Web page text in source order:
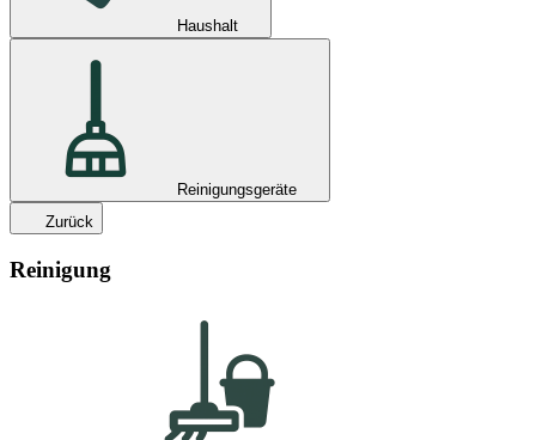
Haushalt
Reinigungsgeräte
Zurück
Reinigung